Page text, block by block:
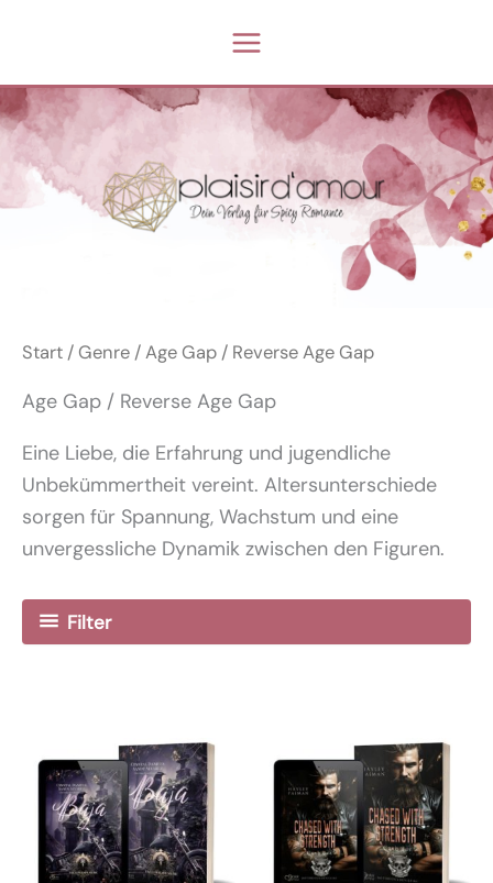
springen
Start /Genre / Age Gap / Reverse Age Gap
Age Gap / Reverse Age Gap
Eine Liebe, die Erfahrung und jugendliche
Unbekümmertheit vereint. Altersunterschiede
sorgen für Spannung, Wachstum und eine
unvergessliche Dynamik zwischen den Figuren.
Filter